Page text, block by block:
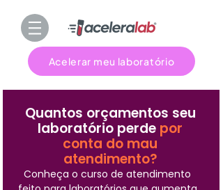
Acelerar meu laboratório
Quantos orçamentos seu
laboratório perde por
conta do mau
atendimento?
Conheça o curso de atendimento